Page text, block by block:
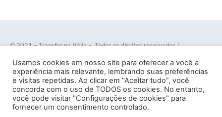
e
o
k
t
e
r
t
b
t
g
r
a
m
k
d
n
p
d
s
o
t
r
e
s
© 2021 – Transfer na Itália – Todos os direitos reservados/
Termos e Condições–Política de Privacidade
Usamos cookies em nosso site para oferecer a você a
experiência mais relevante, lembrando suas preferências
e visitas repetidas. Ao clicar em “Aceitar tudo”, você
concorda com o uso de TODOS os cookies. No entanto,
você pode visitar "Configurações de cookies" para
fornecer um consentimento controlado.